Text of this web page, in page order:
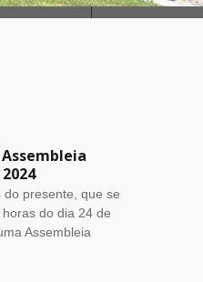
presente, que se
do dia 24 de
Assembleia